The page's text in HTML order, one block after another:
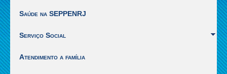
Saúde na SEPPENRJ
Serviço Social
Atendimento a família